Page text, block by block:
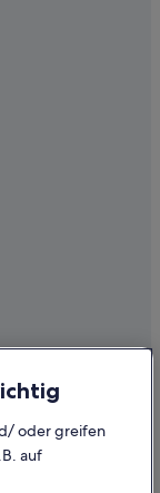
oder greifen
auf